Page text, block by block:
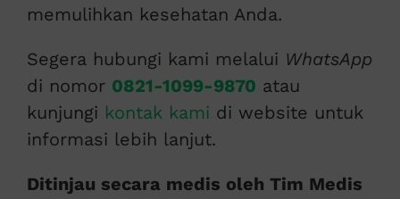
memulihkan kesehatan Anda.
Segera hubungi kami melalui WhatsApp
di nomor 0821-1099-9870 atau
kunjungi kontak kami di website untuk
informasi lebih lanjut.
Ditinjau secara medis oleh Tim Medis